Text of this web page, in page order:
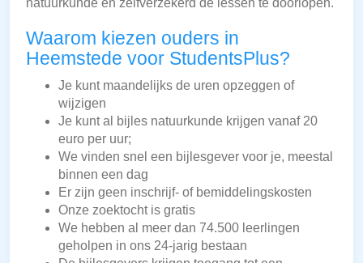
natuurkunde en zelfverzekerd de lessen te doorlopen.
Waarom kiezen ouders in
Heemstede voor StudentsPlus?
Je kunt maandelijks de uren opzeggen of
wijzigen
Je kunt al bijles natuurkunde krijgen vanaf 20
euro per uur;
We vinden snel een bijlesgever voor je, meestal
binnen een dag
Er zijn geen inschrijf- of bemiddelingskosten
Onze zoektocht is gratis
We hebben al meer dan 74.500 leerlingen
geholpen in ons 24-jarig bestaan